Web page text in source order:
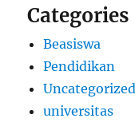
Categories
Beasiswa
Pendidikan
Uncategorized
universitas